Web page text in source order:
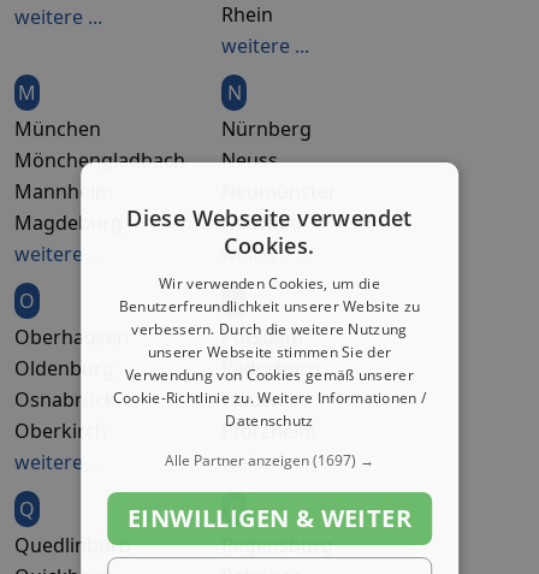
weitere ...
Rhein
weitere ...
M
München
Mönchengladbach
Mannheim
Magdeburg
weitere ...
N
Nürnberg
Neuss
Neuwied
weitere ...
O
Oberhausen
Oldenburg
Osnabrück
Oberkirch
weitere ...
P
Potsdam
Paderborn
Plauen
Pforzheim
weitere ...
Q
Quedlinburg
R
Regensburg
Diese Webseite verwendet
Cookies.
Wir verwenden Cookies, um die
Benutzerfreundlichkeit unserer Website zu
verbessern. Durch die weitere Nutzung
unserer Webseite stimmen Sie der
Verwendung von Cookies gemäß unserer
Cookie-Richtlinie zu.Weitere Informationen /
Datenschutz
Alle Partner anzeigen(1697) →
EINWILLIGEN & WEITER